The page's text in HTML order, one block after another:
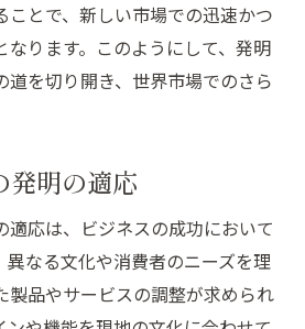
ことで、新しい市場での迅速かつ
なります。このようにして、発明
道を切り開き、世界市場でのさら
発明の適応
適応は、ビジネスの成功において
異なる文化や消費者のニーズを理
製品やサービスの調整が求められ